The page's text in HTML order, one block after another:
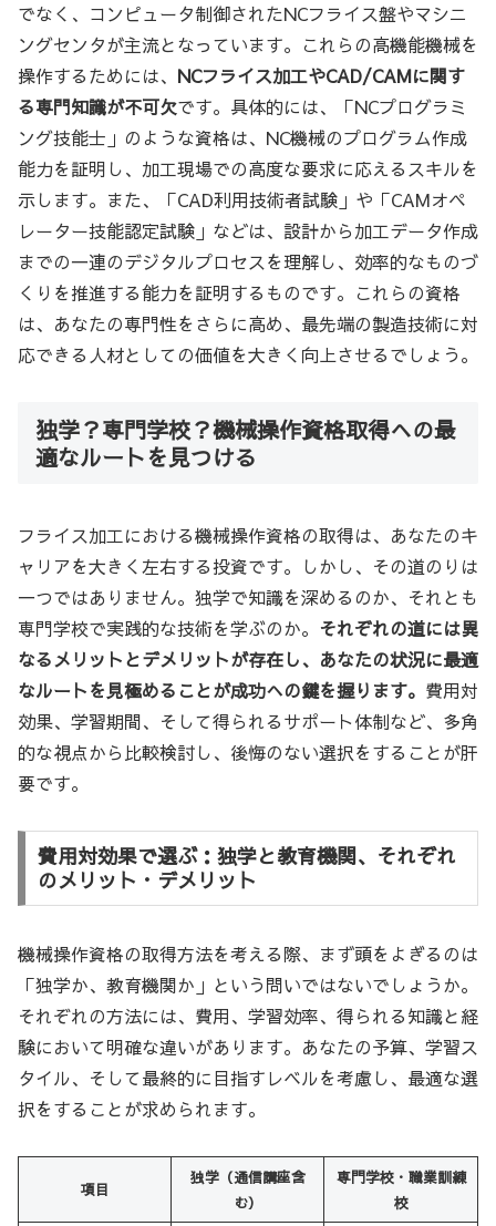
でなく、コンピュータ制御されたNCフライス盤やマシニ
ングセンタが主流となっています。これらの高機能機械を
操作するためには、 NCフライス加工やCAD/CAMに関す
る専門知識が不可欠です。具体的には、「NCプログラミ
ング技能士」のような資格は、NC機械のプログラム作成
能力を証明し、加工現場での高度な要求に応えるスキルを
示します。また、「CAD利用技術者試験」や「CAMオペ
レーター技能認定試験」などは、設計から加工データ作成
までの一連のデジタルプロセスを理解し、効率的なものづ
くりを推進する能力を証明するものです。これらの資格
は、あなたの専門性をさらに高め、最先端の製造技術に対
応できる人材としての価値を大きく向上させるでしょう。
独学？専門学校？機械操作資格取得への最
適なルートを見つける
フライス加工における機械操作資格の取得は、あなたのキ
ャリアを大きく左右する投資です。しかし、その道のりは
一つではありません。独学で知識を深めるのか、それとも
専門学校で実践的な技術を学ぶのか。 それぞれの道には異
なるメリットとデメリットが存在し、あなたの状況に最適
なルートを見極めることが成功への鍵を握ります。 費用対
効果、学習期間、そして得られるサポート体制など、多角
的な視点から比較検討し、後悔のない選択をすることが肝
要です。
費用対効果で選ぶ：独学と教育機関、それぞれ
のメリット・デメリット
機械操作資格の取得方法を考える際、まず頭をよぎるのは
「独学か、教育機関か」という問いではないでしょうか。
それぞれの方法には、費用、学習効率、得られる知識と経
験において明確な違いがあります。あなたの予算、学習ス
タイル、そして最終的に目指すレベルを考慮し、最適な選
択をすることが求められます。
項目
独学（通信講座含
む）
専門学校・職業訓練
校